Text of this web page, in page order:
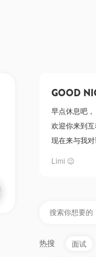
GOOD
早点休息吧，
欢迎你来到互
现在来与我对
Limi 😉
热搜 面试